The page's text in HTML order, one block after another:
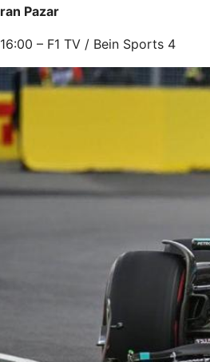
Pazar
16:00 – F1 TV / Bein Sports 4